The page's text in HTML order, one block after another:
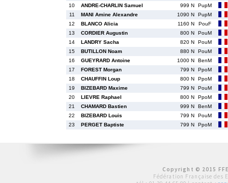
10
ANDRE-CHARLIN Samuel 999 N
PupM
11
MANI Amine Alexandre 1090 N
PupM
12
BLANCO Alicia 1160 N
PouF
13
CORDIER Augustin 800 N
PouM
14
LANDRY Sacha 820 N
PouM
15
BUTILLON Noam 880 N
PouM
16
GUEYRARD Antoine 1000 N
BenM
17
FOREST Morgan 799 N
PpoM
18
CHAUFFIN Loup 800 N
PpoM
19
BIZEBARD Maxime 799 N
PouM
20
LIEVRE Raphael 800 N
PpoM
21
CHAMARD Bastien 999 N
BenM
22
BIZEBARD Louis 799 N
PouM
23
PERGET Baptiste 799 N PpoM
Copyright © 2015
Fédération Française des